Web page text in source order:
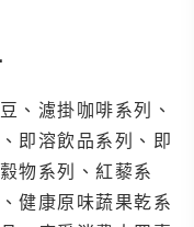
、濾掛咖啡系列、
即溶飲品系列、即
物系列、紅藜系
健康原味蔬果乾系